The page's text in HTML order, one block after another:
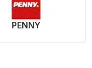
PENNY